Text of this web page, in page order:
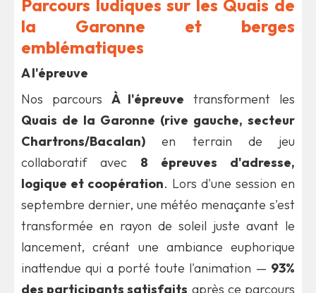
Parcours ludiques sur les Quais de
la Garonne et berges
emblématiques
A l'épreuve
Nos parcours À l'épreuve transforment les
Quais de la Garonne (rive gauche, secteur
Chartrons/Bacalan) en terrain de jeu
collaboratif avec 8 épreuves d'adresse,
logique et coopération. Lors d'une session en
septembre dernier, une météo menaçante s'est
transformée en rayon de soleil juste avant le
lancement, créant une ambiance euphorique
inattendue qui a porté toute l'animation — 93%
des participants satisfaits après ce parcours